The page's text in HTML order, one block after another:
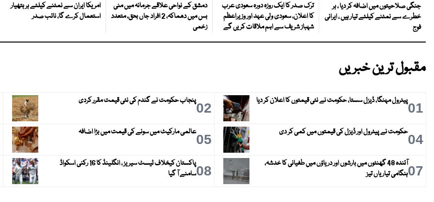
جنگی صلاحیتوں میں اضافہ کر دیا ، ہر
خطرے سے نمٹنے کیلئے تیار ہیں ، ایرانی
فوج
ترک صدر کا ایک روزہ دورہ سعودی عرب
کا اعلان، سعودی ولی عہد اور وزیراعظم
شہباز شریف سے اہم ملاقات کریں گے
دمشق کے نواحی علاقے جرمانہ میں منی
بس میں دھماکہ، 2 افراد جاں بحق، متعدد
زخمی
امریکا ایران سے نمٹنے کیلئے ہر ہتھیار
استعمال کرے گا، نائب صدر
مقبول ترین خبریں
01پیٹرول مہنگا، ڈیزل سستا، حکومت نے نئی قیمتوں کا اعلان کر دیا 02پنجاب حکومت نے گندم کی نئی قیمت مقرر کردی
04حکومت نے پیٹرول اور ڈیزل کی قیمتوں میں کمی کر دی 05عالمی مارکیٹ میں سونے کی قیمت میں بڑا اضافہ
07
آئندہ 48 گھنٹوں میں بارشوں اور دریاؤں میں طغیانی کا خدشہ،
ہنگامی تیاریاں تیز
08
پاکستان کیخلاف ٹیسٹ سیریز ، انگلینڈ کا 16 رکنی اسکواڈ
سامنے آ گیا